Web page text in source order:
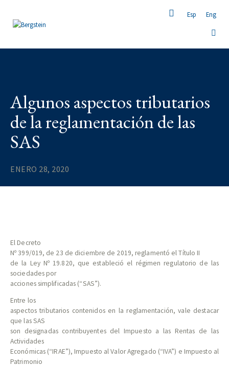
Esp Eng
Algunos aspectos tributarios
de la reglamentación de las
SAS
ENERO 28, 2020
El Decreto
Nº 399/019, de 23 de diciembre de 2019, reglamentó el Título II
de la Ley Nº 19.820, que estableció el régimen regulatorio de las
sociedades por
acciones simplificadas (“SAS”).
Entre los
aspectos tributarios contenidos en la reglamentación, vale destacar
que las SAS
son designadas contribuyentes del Impuesto a las Rentas de las
Actividades
Económicas (“IRAE”), Impuesto al Valor Agregado (“IVA”) e Impuesto al
Patrimonio